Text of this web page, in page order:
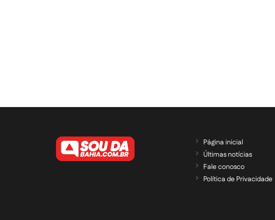
Página inicial
Últimas notícias
Fale conosco
Política de Privacidade